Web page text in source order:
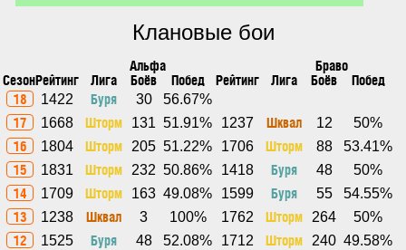
Клановые бои
Альфа Браво
СезонРейтинг Лига Боёв Побед Рейтинг Лига Боёв
Побед
18
1422 Буря 30 56.67%
17 1668 Шторм 131 51.91% 1237 Шквал 12 50%
16 1804 Шторм 205 51.22% 1706 Шторм 88 53.41%
15 1831 Шторм 232 50.86% 1418 Буря 48 50%
14 1709 Шторм 163 49.08% 1599 Буря 55 54.55%
13 1238 Шквал 3 100% 1762 Шторм 264 50%
12 1525 Буря 48 52.08% 1712 Шторм 240 49.58%